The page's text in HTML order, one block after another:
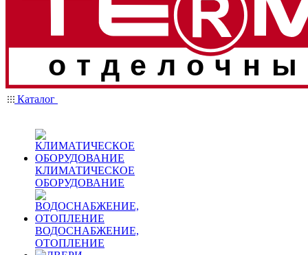
Каталог
КЛИМАТИЧЕСКОЕ
ОБОРУДОВАНИЕ
ВОДОСНАБЖЕНИЕ,
ОТОПЛЕНИЕ